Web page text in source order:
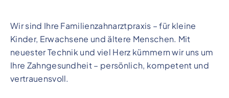
Wir sind Ihre Familienzahnarztpraxis – für kleine
Kinder, Erwachsene und ältere Menschen. Mit
neuester Technik und viel Herz kümmern wir uns um
Ihre Zahngesundheit – persönlich, kompetent und
vertrauensvoll.